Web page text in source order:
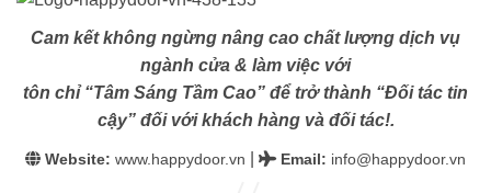
Cam kết không ngừng nâng cao chất lượng dịch vụ
ngành cửa & làm việc với
tôn chỉ “Tâm Sáng Tầm Cao” để trở thành “Đối tác tin
cậy” đối với khách hàng và đối tác!.
Website: www.happydoor.vn Email: info@happydoor.vn